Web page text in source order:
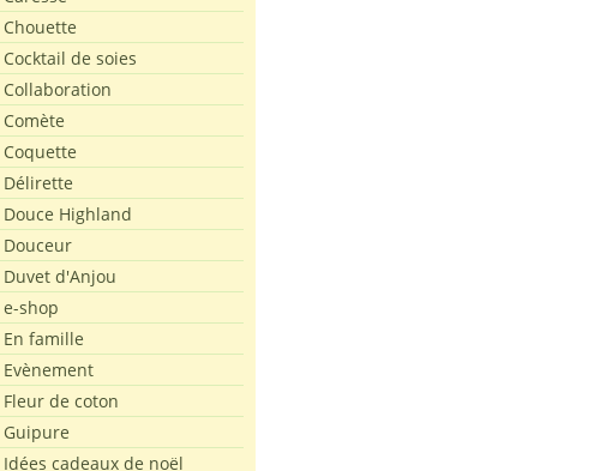
Chouette
Cocktail de soies
Collaboration
Comète
Coquette
Délirette
Douce Highland
Douceur
Duvet d'Anjou
e-shop
En famille
Evènement
Fleur de coton
Guipure
Idées cadeaux de noël